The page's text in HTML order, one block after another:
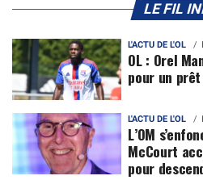
LE FIL
L'ACTU DE L'OL
OL : Orel
pour un
L'ACTU DE L'OL
L’OM
McCourt
pour